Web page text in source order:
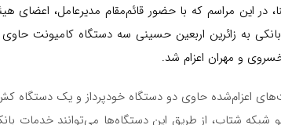
در این مراسم که با حضور قائم‌مقام مدیرعامل، اعضای
به زائرین اربعین حسینی سه دستگاه کامیونت
و مهران اعزام شد.
اعزام‌شده حاوی دو دستگاه خودپرداز و یک
شبکه شتاب، از طریق این دستگاه‌ها می‌توانند خدمات